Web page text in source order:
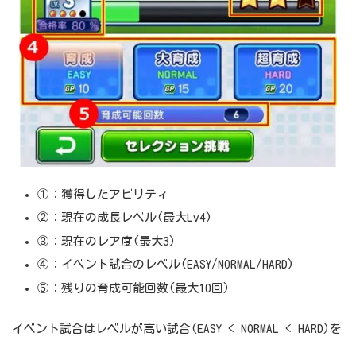
①：獲得したアビリティ
②：現在の成長レベル(最大Lv4)
③：現在のレア度(最大3)
④：イベント試合のレベル(EASY/NORMAL/HARD)
⑤：残りの育成可能回数(最大10回)
イベント試合はレベルが高い試合(EASY < NORMAL < HARD)を